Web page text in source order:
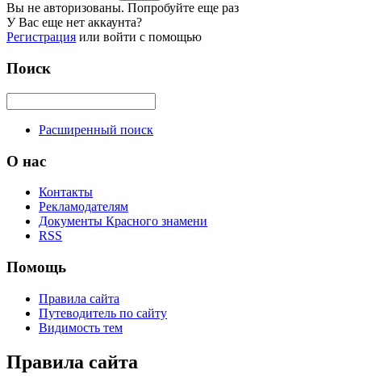
Вы не авторизованы. Попробуйте еще раз
У Вас еще нет аккаунта?
Регистрация или войти с помощью
Поиск
Расширенный поиск
О нас
Контакты
Рекламодателям
Документы Красного знамени
RSS
Помощь
Правила сайта
Путеводитель по сайту
Видимость тем
Правила сайта